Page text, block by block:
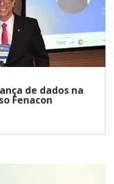
de dados na
Fenacon